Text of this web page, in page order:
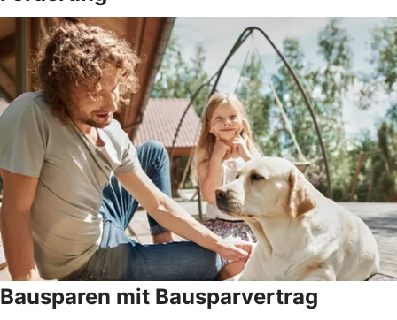
Bausparen mit Bausparvertrag